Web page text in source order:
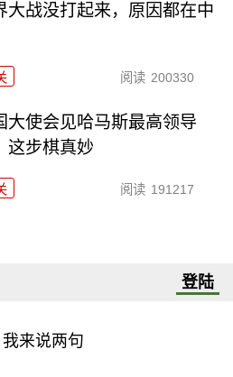
大战没打起来，原因都在中
阅读 200330
大使会见哈马斯最高领导
这步棋真妙
阅读 191217
登陆
我来说两句